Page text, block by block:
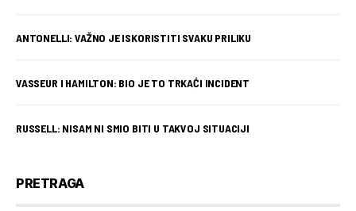
ANTONELLI: VAŽNO JE ISKORISTITI SVAKU PRILIKU
VASSEUR I HAMILTON: BIO JE TO TRKAĆI INCIDENT
RUSSELL: NISAM NI SMIO BITI U TAKVOJ SITUACIJI
PRETRAGA